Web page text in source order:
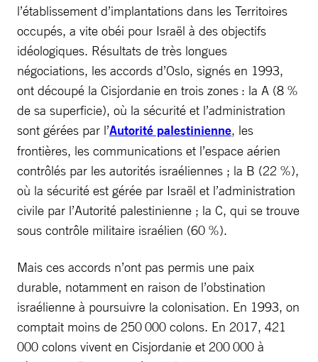
l’établissement d’implantations dans les Territoires
occupés, a vite obéi pour Israël à des objectifs
idéologiques. Résultats de très longues
négociations, les accords d’Oslo, signés en 1993,
ont découpé la Cisjordanie en trois zones : la A (8 %
de sa superficie), où la sécurité et l’administration
sont gérées par l’Autorité palestinienne, les
frontières, les communications et l’espace aérien
contrôlés par les autorités israéliennes ; la B (22 %),
où la sécurité est gérée par Israël et l’administration
civile par l’Autorité palestinienne ; la C, qui se trouve
sous contrôle militaire israélien (60 %).
Mais ces accords n’ont pas permis une paix
durable, notamment en raison de l’obstination
israélienne à poursuivre la colonisation. En 1993, on
comptait moins de 250 000 colons. En 2017, 421
000 colons vivent en Cisjordanie et 200 000 à